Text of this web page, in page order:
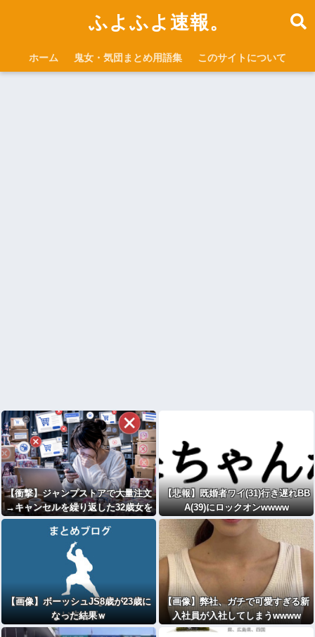
ふよふよ速報。
ホーム 鬼女・気団まとめ用語集 このサイトについて
【衝撃】ジャンプストアで大量注文
→キャンセルを繰り返した32歳女を
逮捕 238アカウント、総額43億円
超「注文したことで欲求が満たされ
た」
【悲報】既婚者ワイ(31)行き遅れBB
A(39)にロックオンwwww
【画像】ボーッシュJS8歳が23歳に
なった結果ｗ
【画像】弊社、ガチで可愛すぎる新
入社員が入社してしまうwwww